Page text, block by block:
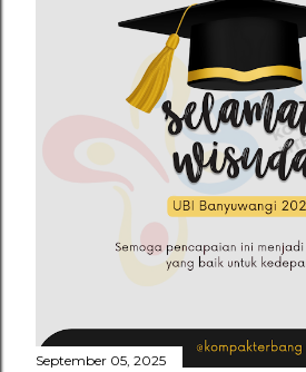
September 05, 2025